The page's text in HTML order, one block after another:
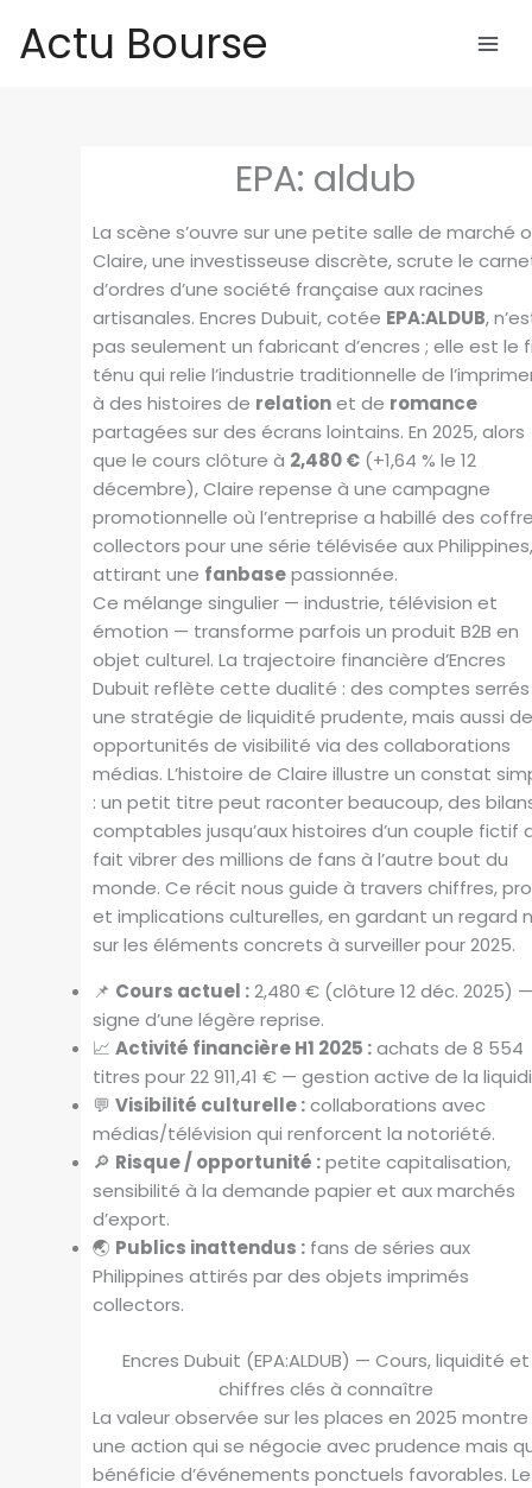
Actu Bourse
EPA: aldub
La scène s’ouvre sur une petite salle de marché
Claire, une investisseuse discrète, scrute le
d’ordres d’une société française aux racines
artisanales. Encres Dubuit, cotée EPA:ALDUB,
pas seulement un fabricant d’encres ; elle est le
ténu qui relie l’industrie traditionnelle de
à des histoires de relationet de romance
partagées sur des écrans lointains. En 2025, alors
que le cours clôture à 2,480 € (+1,64 % le 12
décembre), Claire repense à une campagne
promotionnelle où l’entreprise a habillé des
collectors pour une série télévisée aux
attirant une fanbasepassionnée.
Ce mélange singulier — industrie, télévision et
émotion — transforme parfois un produit B2B en
objet culturel. La trajectoire financière d’Encres
Dubuit reflète cette dualité : des comptes
une stratégie de liquidité prudente, mais aussi
opportunités de visibilité via des collaborations
médias. L’histoire de Claire illustre un constat
: un petit titre peut raconter beaucoup, des
comptables jusqu’aux histoires d’un couple fictif
fait vibrer des millions de fans à l’autre bout du
monde. Ce récit nous guide à travers chiffres,
et implications culturelles, en gardant un regard
sur les éléments concrets à surveiller pour 2025.
📌 Cours actuel :2,480 € (clôture 12 déc. 2025)
signe d’une légère reprise.
📈Activité financière H1 2025 :achats de 8 554
titres pour 22 911,41 € — gestion active de la
💬Visibilité culturelle :collaborations avec
médias/télévision qui renforcent la notoriété.
🔎 Risque / opportunité :petite capitalisation,
sensibilité à la demande papier et aux marchés
d’export.
🌏 Publics inattendus : fans de séries aux
Philippines attirés par des objets imprimés
collectors.
Encres Dubuit (EPA:ALDUB) — Cours, liquidité et
chiffres clés à connaître
La valeur observée sur les places en 2025 montre
une action qui se négocie avec prudence mais
bénéficie d’événements ponctuels favorables. Le